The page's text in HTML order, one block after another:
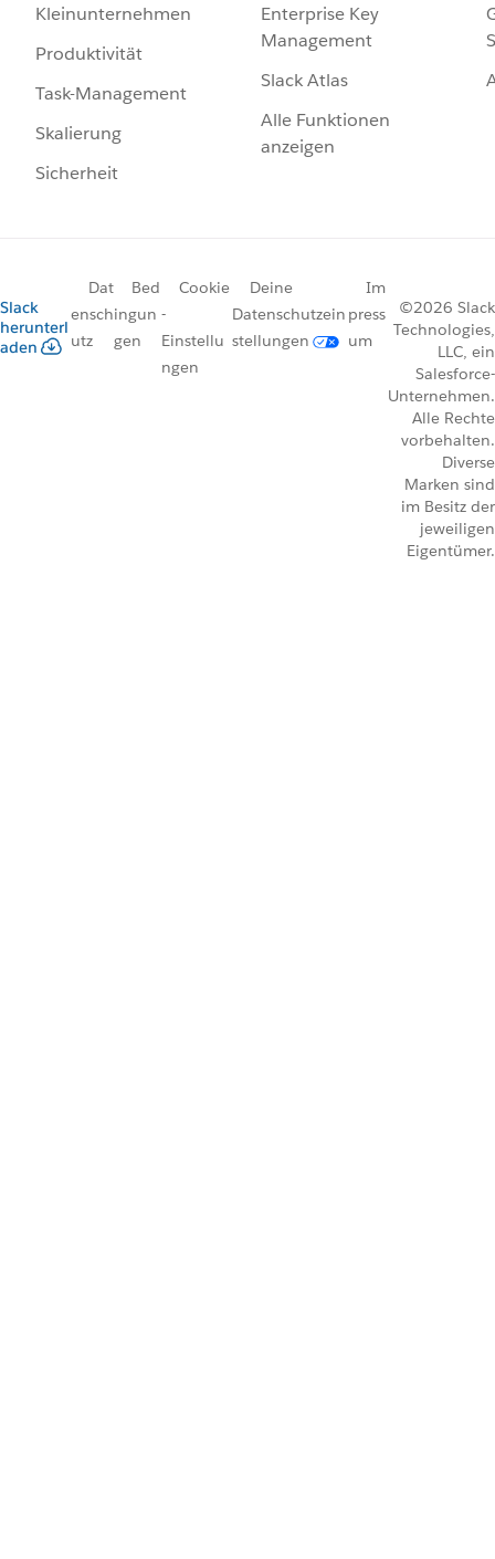
Kleinunternehmen
Produktivität
Task-Management
Skalierung
Sicherheit
Enterprise Key
Management
Slack Atlas
Alle Funktionen
anzeigen
Slack
herunterl
aden
Dat
ensch
utz
Bed
ingun
gen
Cookie
-
Einstellu
ngen
Deine
Datenschutzein
stellungen
Im
press
um
©2026 Slack
Technologies,
LLC, ein
Salesforce-
Unternehmen.
Alle Rechte
vorbehalten.
Diverse
Marken sind
im Besitz der
jeweiligen
Eigentümer.